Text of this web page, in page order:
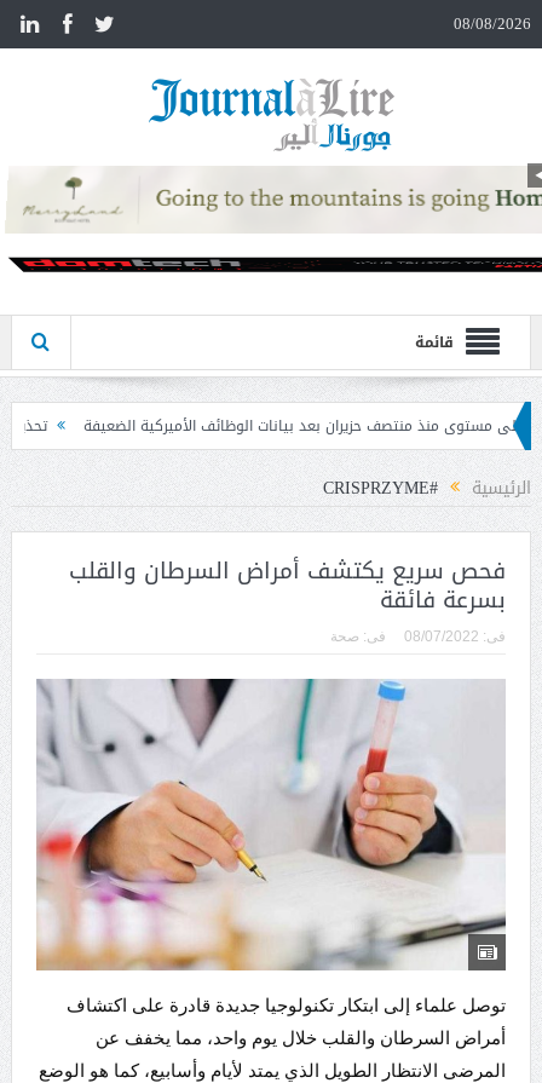
08/08/2026
قائمة
بعد بيانات الوظائف الأميركية الضعيفة تحذير المواطنين من مشاركة رمز الـ OTP
الرئيسية #CRISPRZYME
فحص سريع يكتشف أمراض السرطان والقلب
بسرعة فائقة
فى: 08/07/2022 فى: صحة
توصل علماء إلى ابتكار تكنولوجيا جديدة قادرة على اكتشاف
أمراض السرطان والقلب خلال يوم واحد، مما يخفف عن
المرضى الانتظار الطويل الذي يمتد لأيام وأسابيع، كما هو الوضع